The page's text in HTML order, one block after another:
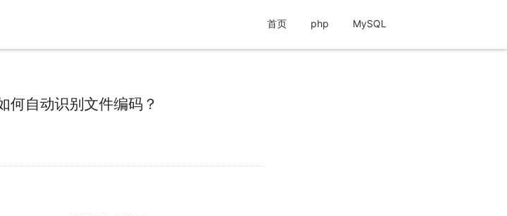
首页 php MySQL
何自动识别文件编码？